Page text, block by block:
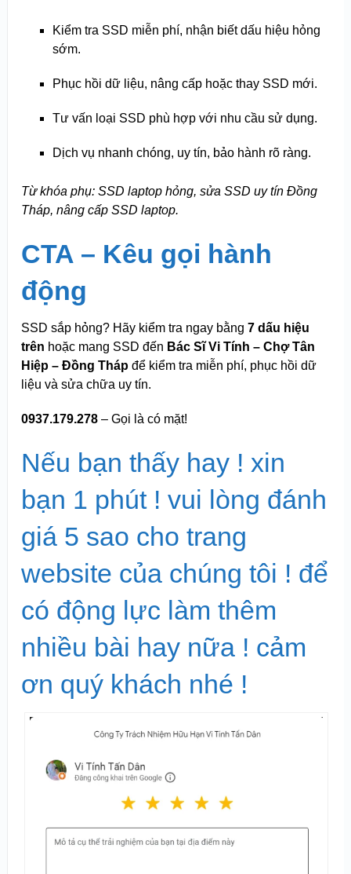
Kiểm tra SSD miễn phí, nhận biết dấu hiệu hỏng
sớm.
Phục hồi dữ liệu, nâng cấp hoặc thay SSD mới.
Tư vấn loại SSD phù hợp với nhu cầu sử dụng.
Dịch vụ nhanh chóng, uy tín, bảo hành rõ ràng.
Từ khóa phụ: SSD laptop hỏng, sửa SSD uy tín Đồng
Tháp, nâng cấp SSD laptop.
CTA – Kêu gọi hành
động
SSD sắp hỏng? Hãy kiểm tra ngay bằng 7 dấu hiệu
trên hoặc mang SSD đến Bác Sĩ Vi Tính – Chợ Tân
Hiệp – Đồng Thápđể kiểm tra miễn phí, phục hồi dữ
liệu và sửa chữa uy tín.
0937.179.278– Gọi là có mặt!
Nếu bạn thấy hay ! xin
bạn 1 phút ! vui lòng đánh
giá 5 sao cho trang
website của chúng tôi ! để
có động lực làm thêm
nhiều bài hay nữa ! cảm
ơn quý khách nhé !